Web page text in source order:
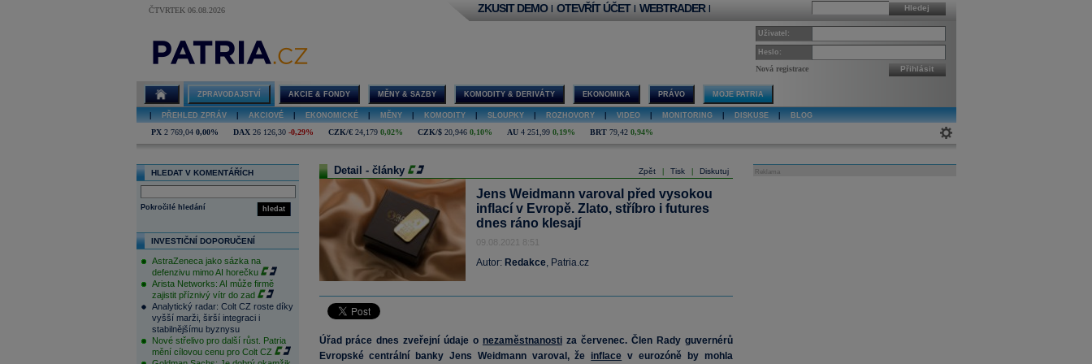
ČTVRTEK 06.08.2026 Hledej
ZKUSIT DEMO | OTEVŘÍT ÚČET | WEBTRADER |
Uživatel:
Heslo:
Nová registrace Přihlásit
ZPRAVODAJSTVÍ AKCIE & FONDY MĚNY & SAZBY KOMODITY & DERIVÁTY EKONOMIKA PRÁVO MOJE PATRIA
PŘEHLED ZPRÁV AKCIOVÉ EKONOMICKÉ MĚNY KOMODITY SLOUPKY ROZHOVORY VIDEO MONITORING DISKUSE BLOG
PX 2 769,04 0,00% DAX 26 126,30 -0,29% CZK/€ 24,179 0,02% CZK/$ 20,946 0,10% AU 4 251,99 0,19% BRT 79,42 0,94%
HLEDAT V KOMENTÁŘÍCH
hledat
Pokročilé hledání
INVESTIČNÍ DOPORUČENÍ
AstraZeneca jako sázka na
defenzivu mimo AI horečku
Arista Networks: AI může firmě
zajistit příznivý vítr do zad
Analytický radar: Colt CZ roste díky
vyšší marži, širší integraci i
stabilnějšímu byznysu
Nové střelivo pro další růst. Patria
mění cílovou cenu pro Colt CZ
Zpět Tisk Diskutuj
Detail - články
Jens Weidmann varoval před vysokou
inflací v Evropě. Zlato, stříbro i futures
dnes ráno klesají
09.08.2021 8:51
Autor: Redakce, Patria.cz
Úřad práce dnes zveřejní údaje o nezaměstnanostiza červenec. Člen Rady guvernérů
Evropské centrální banky Jens Weidmann varoval, že inflace v eurozóně by mohla
Reklama